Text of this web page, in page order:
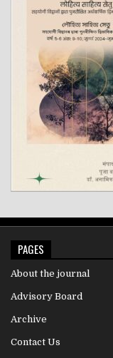
PAGES
About the journal
Advisory Board
Archive
Contact Us